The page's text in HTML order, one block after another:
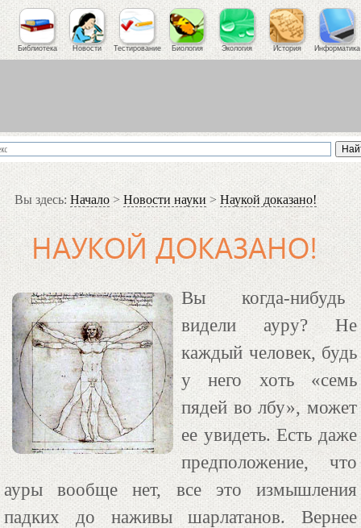
Библиотека Новости Тестирование Биология Экология История Информатика
Вы здесь: Начало >Новости науки>Наукой доказано!
НАУКОЙ ДОКАЗАНО!
Вы когда-нибудь
видели ауру? Не
каждый человек, будь
у него хоть «семь
пядей во лбу», может
ее увидеть. Есть даже
предположение, что
ауры вообще нет, все это измышления
падких до наживы шарлатанов. Вернее